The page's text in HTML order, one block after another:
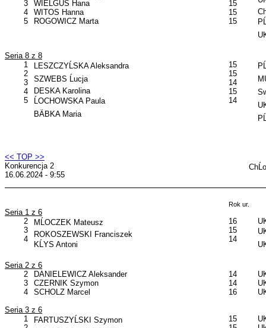
3
4
5
WIELGUS Hana
WITOS Hanna
ROGOWICZ Marta
15
15
15
Seria 8 z 8
1
2
3
4
5
LESZCZYĹSKA Aleksandra
SZWEBS Ĺucja
DESKA Karolina
ĹOCHOWSKA Paula
BÄBKA Maria
15
15
14
15
14
<< TOP >>
Konkurencja 2
16.06.2024 - 9:55
Rok ur.
Seria 1 z 6
2
3
4
MĹOCZEK Mateusz
ROKOSZEWSKI Franciszek
KĹYS Antoni
16
15
14
Seria 2 z 6
2
3
4
DANIELEWICZ Aleksander
CZERNIK Szymon
SCHOLZ Marcel
14
14
16
Seria 3 z 6
1
FARTUSZYĹSKI Szymon
15